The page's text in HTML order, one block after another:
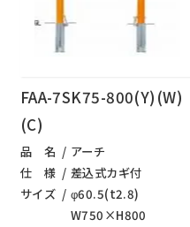
FAA-7SK75-800(Y)(W)
(C)
品 名
アーチ
仕 様
差込式カギ付
サイズ
φ60.5(t2.8)
W750×H800